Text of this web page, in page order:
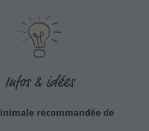
Infos & idées
recommandée de